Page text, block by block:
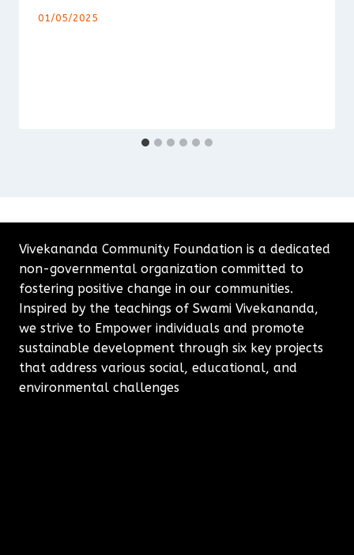
01/05/2025
Vivekananda Community Foundation is a dedicated
non-governmental organization committed to
fostering positive change in our communities.
Inspired by the teachings of Swami Vivekananda,
we strive to Empower individuals and promote
sustainable development through six key projects
that address various social, educational, and
environmental challenges